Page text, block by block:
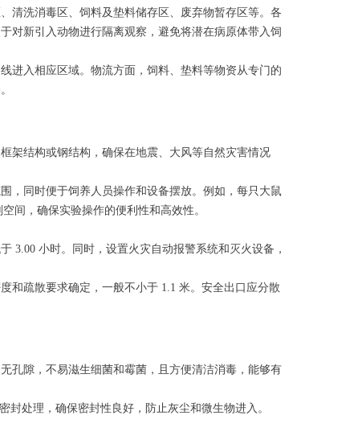
清洗消毒区、饲料及垫料储存区、废弃物暂存区等。各
对新引入动物进行隔离观察，避免将潜在病原体带入饲
进入相应区域。物流方面，饲料、垫料等物资从专门的
架结构或钢结构，确保在地震、大风等自然灾害情况
，同时便于饲养人员操作和设备摆放。例如，每只大鼠
间，确保实验操作的便利性和高效性。
3.00 小时。同时，设置火灾自动报警系统和灭火设备，
和疏散要求确定，一般不小于 1.1 米。安全出口应分散
孔隙，不易滋生细菌和霉菌，且方便清洁消毒，能够有
封处理，确保密封性良好，防止灰尘和微生物进入。